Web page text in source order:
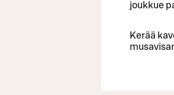
joukkue
Kerää